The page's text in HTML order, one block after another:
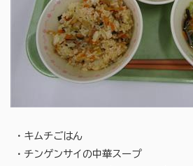
・キムチごはん
・チンゲンサイの中華スープ